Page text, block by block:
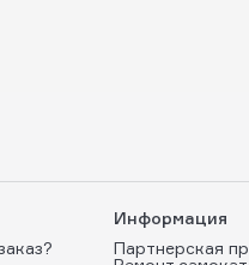
Информация
Партнерская